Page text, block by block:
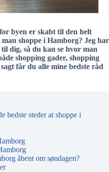
byen er skabt til den helt
shoppe i Hamborg? Jeg har
dig, så du kan se hvor man
shopping gader, shopping
får du alle mine bedste råd
bedste steder at shoppe i
åbent om søndagen?